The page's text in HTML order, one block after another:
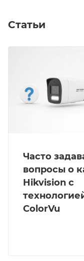
Статьи
Часто
вопросы о
Hikvision с
ColorVu